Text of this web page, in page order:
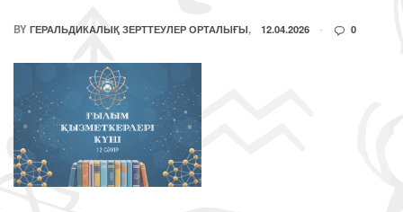
BY ГЕРАЛЬДИКАЛЫҚ ЗЕРТТЕУЛЕР ОРТАЛЫҒЫ 12.04.2026 0